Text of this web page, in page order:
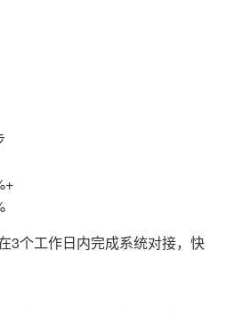
3个工作日内完成系统对接，快